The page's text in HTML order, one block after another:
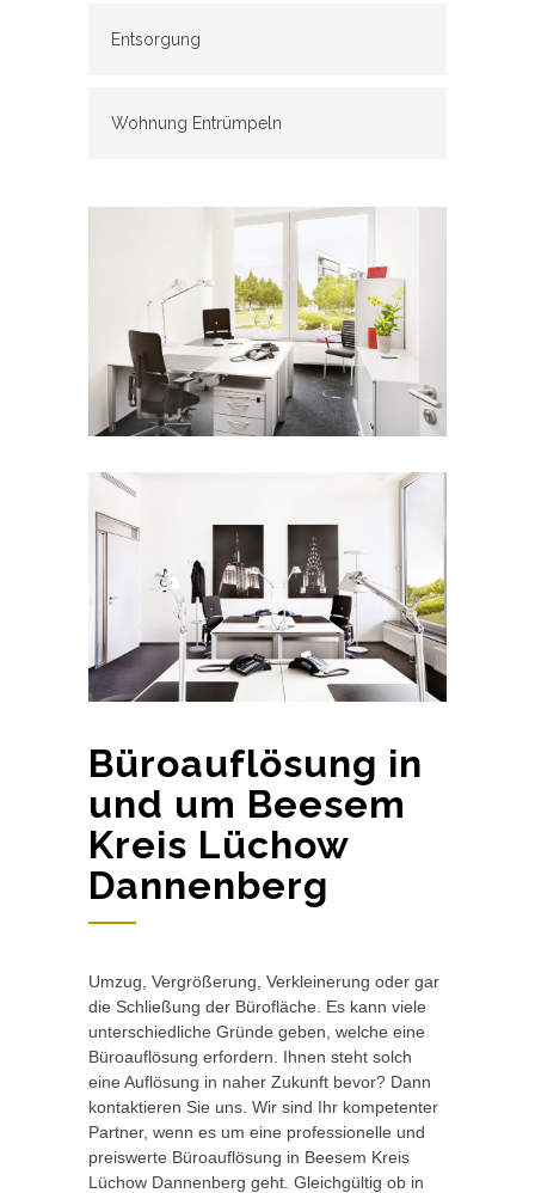
Entsorgung
Wohnung Entrümpeln
Büroauflösung in
und um Beesem
Kreis Lüchow
Dannenberg
Umzug, Vergrößerung, Verkleinerung oder gar
die Schließung der Bürofläche. Es kann viele
unterschiedliche Gründe geben, welche eine
Büroauflösung erfordern. Ihnen steht solch
eine Auflösung in naher Zukunft bevor? Dann
kontaktieren Sie uns. Wir sind Ihr kompetenter
Partner, wenn es um eine professionelle und
preiswerte Büroauflösung in Beesem Kreis
Lüchow Dannenberg geht. Gleichgültig ob in